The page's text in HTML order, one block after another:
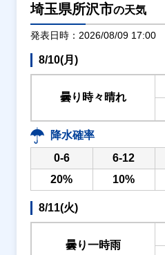
埼玉県所沢市の天気
発表日時：2026/08/09 17:00
8/10(月)
曇り時々晴れ
降水確率
0-6
6-12
20%
10%
8/11(火)
曇り一時雨